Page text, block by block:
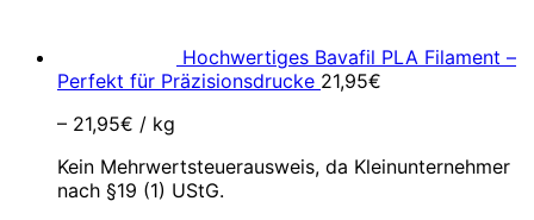
Hochwertiges Bavafil PLA Filament –
Perfekt für Präzisionsdrucke 21,95€
– 21,95€ / kg
Kein Mehrwertsteuerausweis, da Kleinunternehmer
nach §19 (1) UStG.